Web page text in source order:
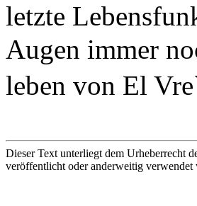
letzte
Augen immer
leben von El
Dieser Text unterliegt dem Urheberrecht
veröffentlicht oder anderweitig verwendet